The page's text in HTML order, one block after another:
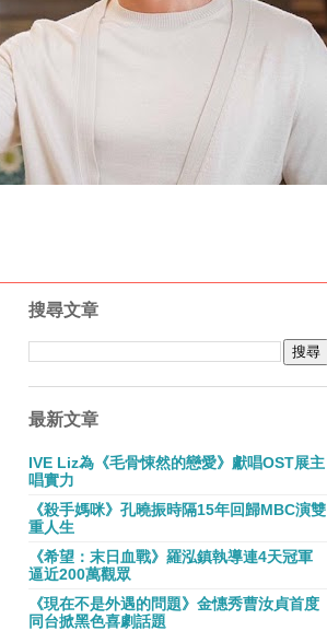
搜尋文章
最新文章
IVE Liz為《毛骨悚然的戀愛》獻唱OST展主
唱實力
《殺手媽咪》孔曉振時隔15年回歸MBC演雙
重人生
《希望：末日血戰》羅泓鎮執導連4天冠軍
逼近200萬觀眾
《現在不是外遇的問題》金憓秀曹汝貞首度
同台掀黑色喜劇話題